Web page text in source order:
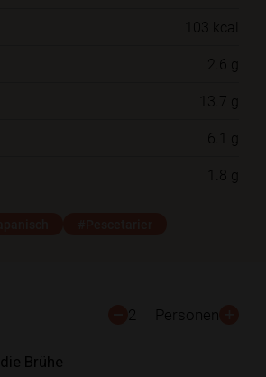
103 kcal
2.6 g
13.7 g
6.1 g
1.8 g
2 Personen
Brühe